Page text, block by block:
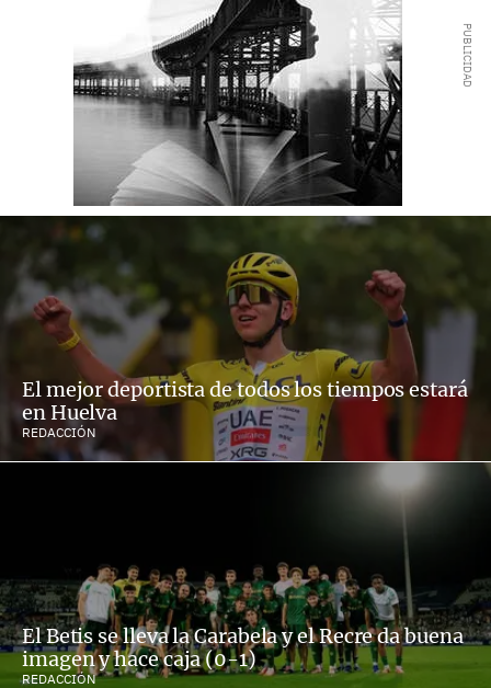
El mejor deportista de todos los tiempos estará
en Huelva
REDACCIÓN
El Betis se lleva la Carabela y el Recre da buena
imagen y hace caja (0-1)
REDACCIÓN